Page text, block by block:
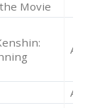
Movie